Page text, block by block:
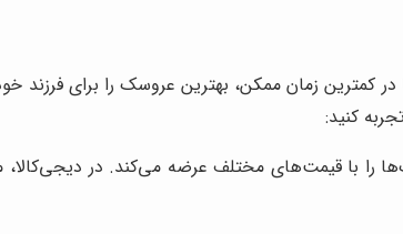
زمان ممکن، بهترین عروسک را برای فرزند
کنید:
را با قیمت‌های مختلف عرضه می‌کند. در